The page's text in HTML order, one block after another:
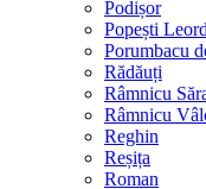
Podișor
Popești
Porumbacu
Rădăuți
Râmnicu
Râmnicu
Reghin
Reșița
Roman